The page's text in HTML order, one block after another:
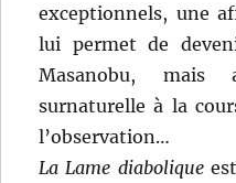
exceptionnels, une
lui permet de
Masanobu, mais
surnaturelle à la
l’observation…
La Lame diabolique